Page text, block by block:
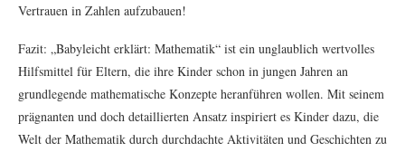
Vertrauen in Zahlen aufzubauen!
Fazit: „Babyleicht erklärt: Mathematik“ ist ein unglaublich wertvolles
Hilfsmittel für Eltern, die ihre Kinder schon in jungen Jahren an
grundlegende mathematische Konzepte heranführen wollen. Mit seinem
prägnanten und doch detaillierten Ansatz inspiriert es Kinder dazu, die
Welt der Mathematik durch durchdachte Aktivitäten und Geschichten zu